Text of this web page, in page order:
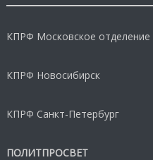
КПРФ Московское отделение
КПРФ Новосибирск
КПРФ Санкт-Петербург
ПОЛИТПРОСВЕТ